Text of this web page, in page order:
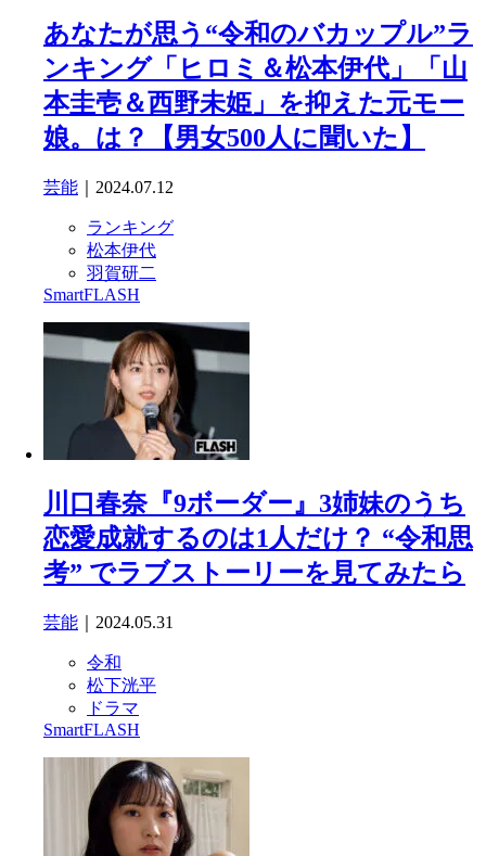
あなたが思う“令和のバカップル”ラ
ンキング「ヒロミ＆松本伊代」「山
本圭壱＆西野未姫」を抑えた元モー
娘。は？【男女500人に聞いた】
芸能 ｜2024.07.12
ランキング
松本伊代
羽賀研二
SmartFLASH
川口春奈『9ボーダー』3姉妹のうち
恋愛成就するのは1人だけ？ “令和思
考” でラブストーリーを見てみたら
芸能 ｜2024.05.31
令和
松下洸平
ドラマ
SmartFLASH